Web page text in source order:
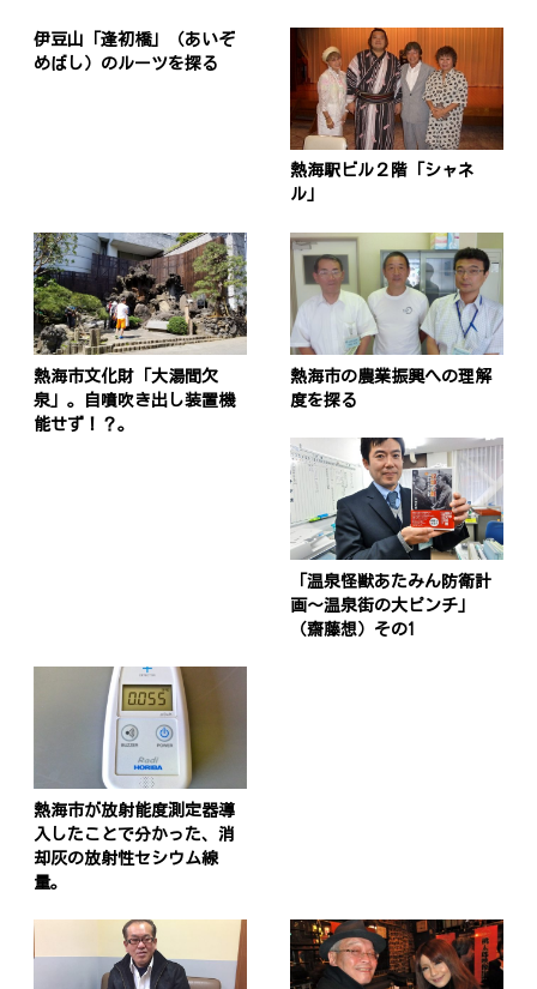
伊豆山「逢初橋」（あいぞ
めばし）のルーツを探る
熱海駅ビル２階「シャネ
ル」
熱海市文化財「大湯間欠
泉」。自噴吹き出し装置機
能せず！？。
熱海市の農業振興への理解
度を探る
「温泉怪獣あたみん防衛計
画〜温泉街の大ピンチ」
（齋藤想）その1
熱海市が放射能度測定器導
入したことで分かった、消
却灰の放射性セシウム線
量。